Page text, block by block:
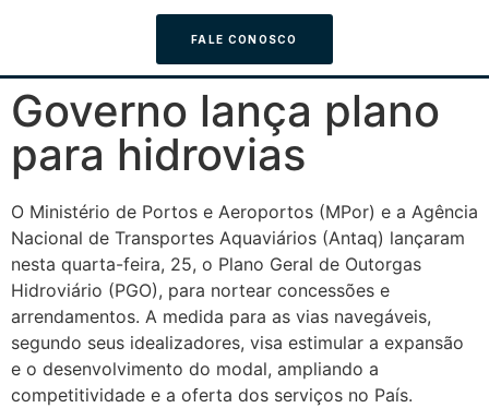
FALE CONOSCO
Governo lança plano
para hidrovias
O Ministério de Portos e Aeroportos (MPor) e a Agência
Nacional de Transportes Aquaviários (Antaq) lançaram
nesta quarta-feira, 25, o Plano Geral de Outorgas
Hidroviário (PGO), para nortear concessões e
arrendamentos. A medida para as vias navegáveis,
segundo seus idealizadores, visa estimular a expansão
e o desenvolvimento do modal, ampliando a
competitividade e a oferta dos serviços no País.